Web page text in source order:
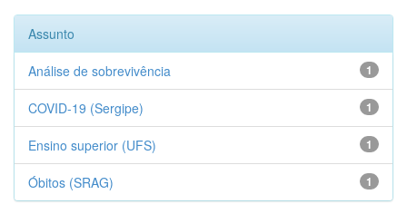
Assunto
1
Análise de sobrevivência
1
COVID-19 (Sergipe)
1
Ensino superior (UFS)
1
Óbitos (SRAG)